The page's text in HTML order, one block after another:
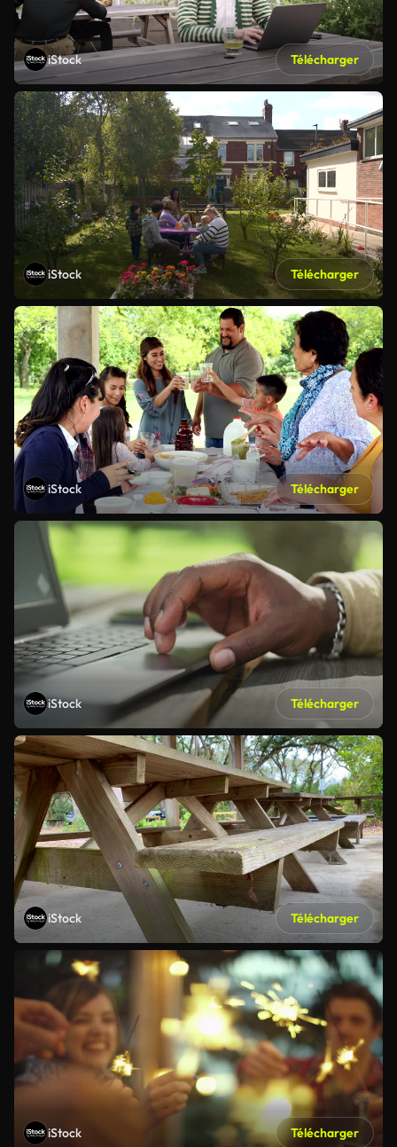
iStock Télécharger
iStock Télécharger
iStock Télécharger
iStock Télécharger
iStock Télécharger
iStock Télécharger